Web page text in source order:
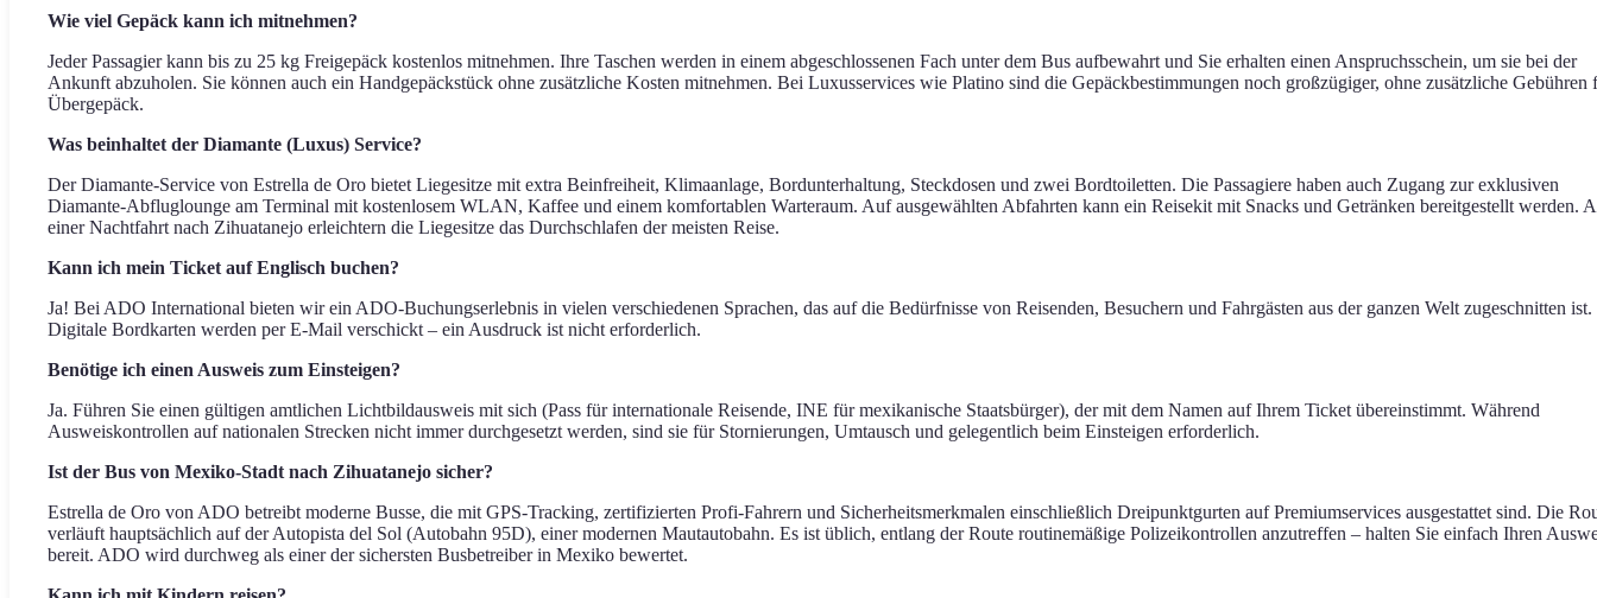
Wie viel Gepäck kann ich mitnehmen?
Jeder Passagier kann bis zu 25 kg Freigepäck kostenlos mitnehmen. Ihre Taschen werden in einem abgeschlossenen Fach unter dem Bus aufbewahrt und Sie erhalten einen Anspruchsschein, um sie bei der
Ankunft abzuholen. Sie können auch ein Handgepäckstück ohne zusätzliche Kosten mitnehmen. Bei Luxusservices wie Platino sind die Gepäckbestimmungen noch großzügiger, ohne zusätzliche Gebühren
Übergepäck.
Was beinhaltet der Diamante (Luxus) Service?
Der Diamante-Service von Estrella de Oro bietet Liegesitze mit extra Beinfreiheit, Klimaanlage, Bordunterhaltung, Steckdosen und zwei Bordtoiletten. Die Passagiere haben auch Zugang zur exklusiven
Diamante-Abfluglounge am Terminal mit kostenlosem WLAN, Kaffee und einem komfortablen Warteraum. Auf ausgewählten Abfahrten kann ein Reisekit mit Snacks und Getränken bereitgestellt werden.
einer Nachtfahrt nach Zihuatanejo erleichtern die Liegesitze das Durchschlafen der meisten Reise.
Kann ich mein Ticket auf Englisch buchen?
Ja! Bei ADO International bieten wir ein ADO-Buchungserlebnis in vielen verschiedenen Sprachen, das auf die Bedürfnisse von Reisenden, Besuchern und Fahrgästen aus der ganzen Welt zugeschnitten ist.
Digitale Bordkarten werden per E-Mail verschickt – ein Ausdruck ist nicht erforderlich.
Benötige ich einen Ausweis zum Einsteigen?
Ja. Führen Sie einen gültigen amtlichen Lichtbildausweis mit sich (Pass für internationale Reisende, INE für mexikanische Staatsbürger), der mit dem Namen auf Ihrem Ticket übereinstimmt. Während
Ausweiskontrollen auf nationalen Strecken nicht immer durchgesetzt werden, sind sie für Stornierungen, Umtausch und gelegentlich beim Einsteigen erforderlich.
Ist der Bus von Mexiko-Stadt nach Zihuatanejo sicher?
Estrella de Oro von ADO betreibt moderne Busse, die mit GPS-Tracking, zertifizierten Profi-Fahrern und Sicherheitsmerkmalen einschließlich Dreipunktgurten auf Premiumservices ausgestattet sind. Die
verläuft hauptsächlich auf der Autopista del Sol (Autobahn 95D), einer modernen Mautautobahn. Es ist üblich, entlang der Route routinemäßige Polizeikontrollen anzutreffen – halten Sie einfach Ihren
bereit. ADO wird durchweg als einer der sichersten Busbetreiber in Mexiko bewertet.